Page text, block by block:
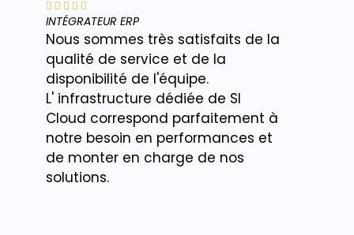
    
INTÉGRATEUR ERP
Nous sommes très satisfaits de la
qualité de service et de la
disponibilité de l'équipe.
L' infrastructure dédiée de SI
Cloud correspond parfaitement à
notre besoin en performances et
de monter en charge de nos
solutions.